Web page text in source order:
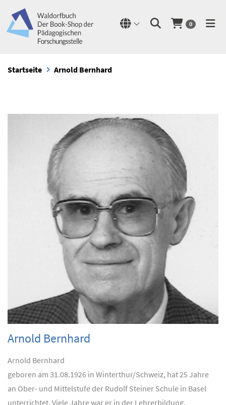
0
Startseite Arnold Bernhard
Arnold Bernhard
Arnold Bernhard
geboren am 31.08.1926 in Winterthur/Schweiz, hat 25 Jahre
an Ober- und Mittelstufe der Rudolf Steiner Schule in Basel
unterrichtet. Viele Jahre war er in der Lehrerbildung,